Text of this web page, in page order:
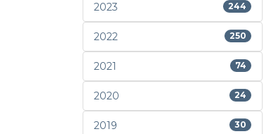
2023 244
2022 250
2021 74
2020 24
2019 30